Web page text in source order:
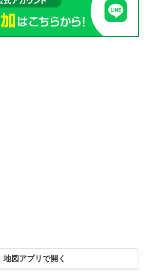
地図アプリで開く